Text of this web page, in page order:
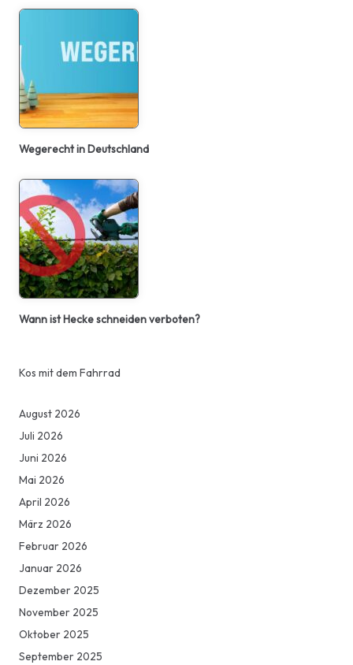
Wegerecht in Deutschland
Wann ist Hecke schneiden verboten?
Kos mit dem Fahrrad
August 2026
Juli 2026
Juni 2026
Mai 2026
April 2026
März 2026
Februar 2026
Januar 2026
Dezember 2025
November 2025
Oktober 2025
September 2025